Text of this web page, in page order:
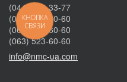
(044) 332-33-77
(096) 050-60-60
(066) 623-60-60
(063) 523-60-60
info@nmc-ua.com
КНОПКА
СВЯЗИ